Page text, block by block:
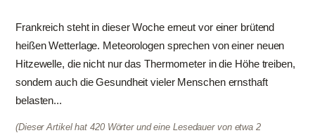
Frankreich steht in dieser Woche erneut vor einer brütend
heißen Wetterlage. Meteorologen sprechen von einer neuen
Hitzewelle, die nicht nur das Thermometer in die Höhe treiben,
sondern auch die Gesundheit vieler Menschen ernsthaft
belasten...
(Dieser Artikel hat 420 Wörter und eine Lesedauer von etwa 2